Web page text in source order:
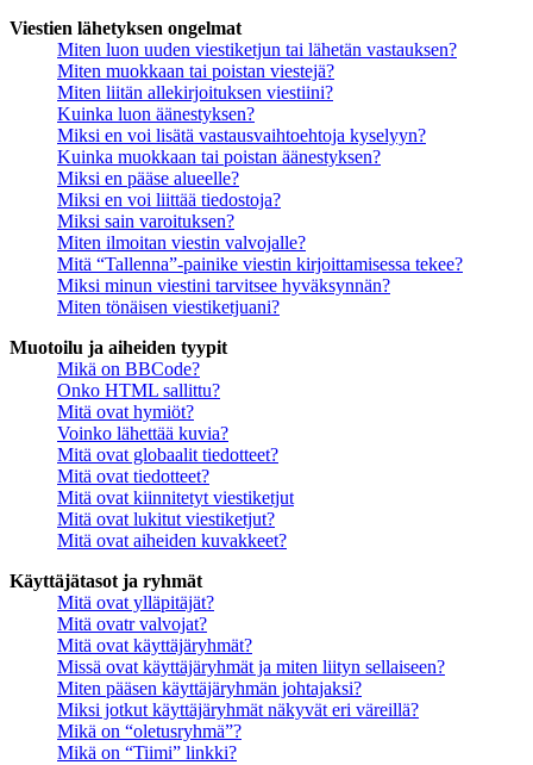
Viestien lähetyksen ongelmat
Miten luon uuden viestiketjun tai lähetän vastauksen?
Miten muokkaan tai poistan viestejä?
Miten liitän allekirjoituksen viestiini?
Kuinka luon äänestyksen?
Miksi en voi lisätä vastausvaihtoehtoja kyselyyn?
Kuinka muokkaan tai poistan äänestyksen?
Miksi en pääse alueelle?
Miksi en voi liittää tiedostoja?
Miksi sain varoituksen?
Miten ilmoitan viestin valvojalle?
Mitä “Tallenna”-painike viestin kirjoittamisessa tekee?
Miksi minun viestini tarvitsee hyväksynnän?
Miten tönäisen viestiketjuani?
Muotoilu ja aiheiden tyypit
Mikä on BBCode?
Onko HTML sallittu?
Mitä ovat hymiöt?
Voinko lähettää kuvia?
Mitä ovat globaalit tiedotteet?
Mitä ovat tiedotteet?
Mitä ovat kiinnitetyt viestiketjut
Mitä ovat lukitut viestiketjut?
Mitä ovat aiheiden kuvakkeet?
Käyttäjätasot ja ryhmät
Mitä ovat ylläpitäjät?
Mitä ovatr valvojat?
Mitä ovat käyttäjäryhmät?
Missä ovat käyttäjäryhmät ja miten liityn sellaiseen?
Miten pääsen käyttäjäryhmän johtajaksi?
Miksi jotkut käyttäjäryhmät näkyvät eri väreillä?
Mikä on “oletusryhmä”?
Mikä on “Tiimi” linkki?